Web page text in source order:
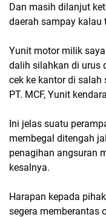
Dan masih dilanjut
daerah sampay kalau
Yunit motor milik
dalih silahkan di urus
cek ke kantor di
PT. MCF, Yunit
Ini jelas suatu
membegal ditengah
penagihan angsuran
kesalnya.
Harapan kepada
segera memberantas